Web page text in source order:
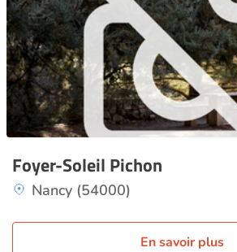
Foyer-Soleil Pichon
Nancy (54000)
En savoir plus